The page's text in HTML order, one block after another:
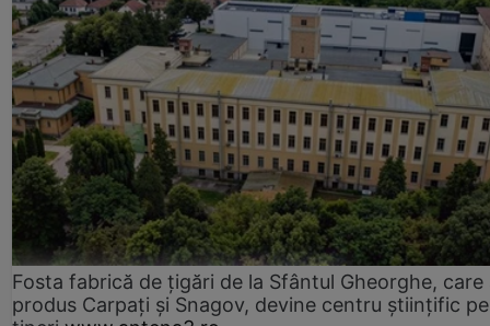
Fosta fabrică de țigări de la Sfântul Gheorghe, care
produs Carpați și Snagov, devine centru științific